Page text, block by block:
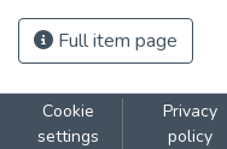
Full item page
Cookie
settings
Privacy
policy